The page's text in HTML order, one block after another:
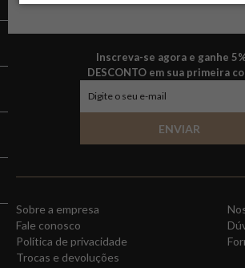
Inscreva-se agora e ganhe
DESCONTO em sua primeira
ENVIAR
Sobre a empresa
Fale conosco
Política de privacidade
Trocas e devoluções